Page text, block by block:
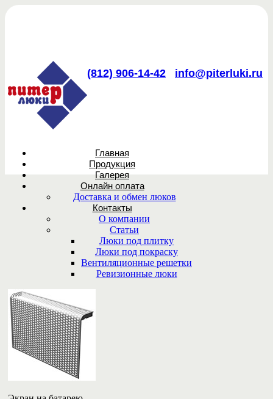
(812) 906-14-42 info@piterluki.ru
Главная
Продукция
Галерея
Онлайн оплата
Доставка и обмен люков
Контакты
О компании
Статьи
Люки под плитку
Люки под покраску
Вентиляционные решетки
Ревизионные люки